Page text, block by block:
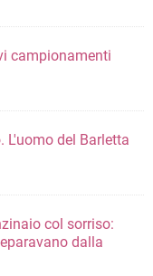
campionamenti
L'uomo del Barletta
col sorriso:
dalla